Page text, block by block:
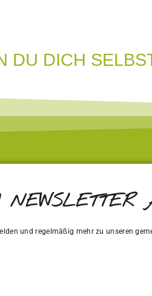
DU DICH
und regelmäßig mehr zu unseren